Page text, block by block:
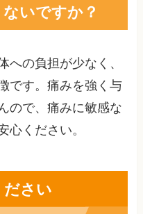
いですか？
への負担が少なく、
です。痛みを強く与
ので、痛みに敏感な
心ください。
さい